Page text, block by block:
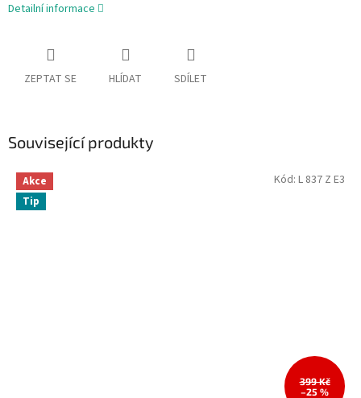
Detailní informace
ZEPTAT SE HLÍDAT SDÍLET
Související produkty
Akce
Tip
399 Kč
–25 %
Kód: L 837 Z E3